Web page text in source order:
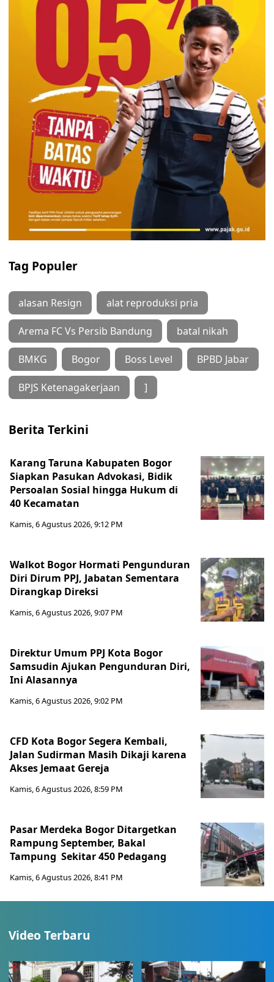
Tag Populer
alasan Resign alat reproduksi pria
Arema FC Vs Persib Bandung batal nikah
BMKG Bogor Boss Level BPBD Jabar
BPJS Ketenagakerjaan ]
Berita Terkini
Karang Taruna Kabupaten Bogor
Siapkan Pasukan Advokasi, Bidik
Persoalan Sosial hingga Hukum di
40 Kecamatan
Kamis, 6 Agustus 2026, 9:12 PM
Walkot Bogor Hormati Pengunduran
Diri Dirum PPJ, Jabatan Sementara
Dirangkap Direksi
Kamis, 6 Agustus 2026, 9:07 PM
Direktur Umum PPJ Kota Bogor
Samsudin Ajukan Pengunduran Diri,
Ini Alasannya
Kamis, 6 Agustus 2026, 9:02 PM
CFD Kota Bogor Segera Kembali,
Jalan Sudirman Masih Dikaji karena
Akses Jemaat Gereja
Kamis, 6 Agustus 2026, 8:59 PM
Pasar Merdeka Bogor Ditargetkan
Rampung September, Bakal
Tampung Sekitar 450 Pedagang
Kamis, 6 Agustus 2026, 8:41 PM
Video Terbaru